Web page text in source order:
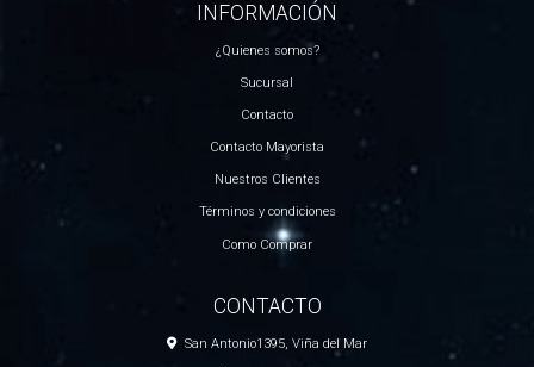
INFORMACIÓN
¿Quienes somos?
Sucursal
Contacto
Contacto Mayorista
Nuestros Clientes
Términos y condiciones
Como Comprar
CONTACTO
San Antonio1395, Viña del Mar